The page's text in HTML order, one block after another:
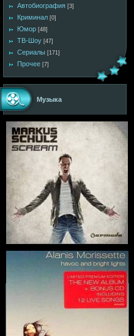
Автобиография [3]
Криминал [0]
Юмор [48]
ТВ-Шоу [47]
Сериалы [171]
Прочее [7]
Музыка